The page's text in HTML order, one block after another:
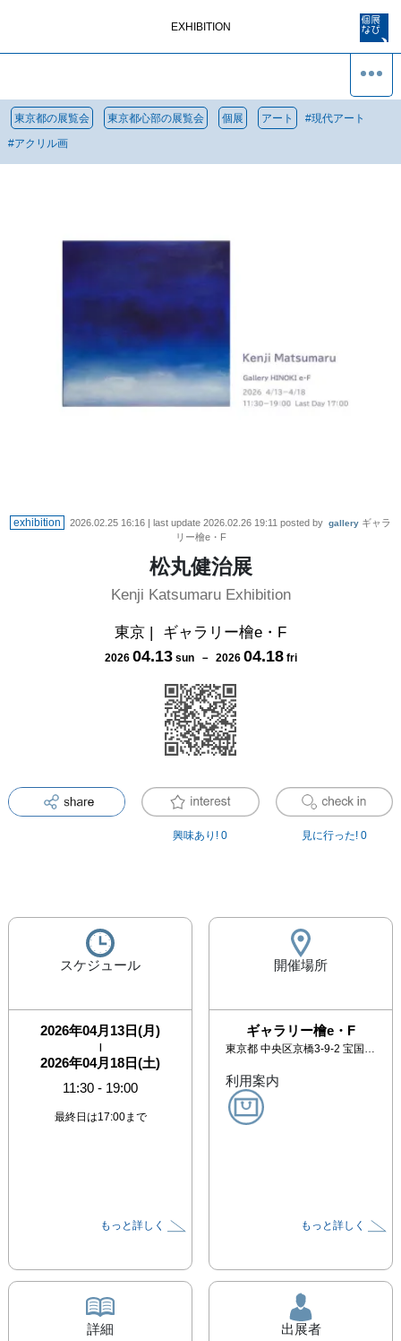
EXHIBITION
東京都の展覧会 東京都心部の展覧会 個展 アート #現代アート
#アクリル画
exhibition 2026.02.25 16:16 | last update 2026.02.26 19:11 posted by gallery ギャラ
リー檜e・F
松丸健治展
Kenji Katsumaru Exhibition
東京 | ギャラリー檜e・F
2026 04.13 sun－ 2026 04.18 fri
興味あり! 0 見に行った! 0
スケジュール
2026年04月13日(月)
|
2026年04月18日(土)
11:30 - 19:00
最終日は17:00まで
もっと詳しく
開催場所
ギャラリー檜e・F
東京都 中央区京橋3-9-2 宝国ビル4F
利用案内
もっと詳しく
詳細 出展者